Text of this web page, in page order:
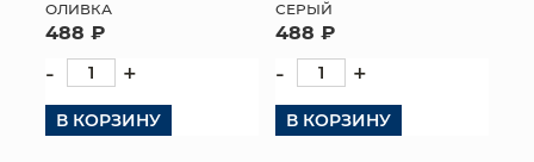
ОЛИВКА
488 ₽
- +
В КОРЗИНУ
СЕРЫЙ
488 ₽
- +
В КОРЗИНУ